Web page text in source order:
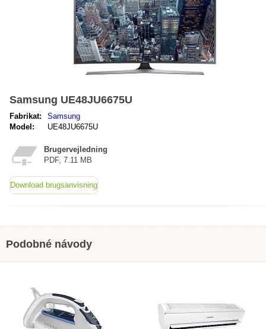
Samsung UE48JU6675U
Fabrikat:
Samsung
Model:
UE48JU6675U
Brugervejledning
PDF, 7.11 MB
Download brugsanvisning
Podobné návody